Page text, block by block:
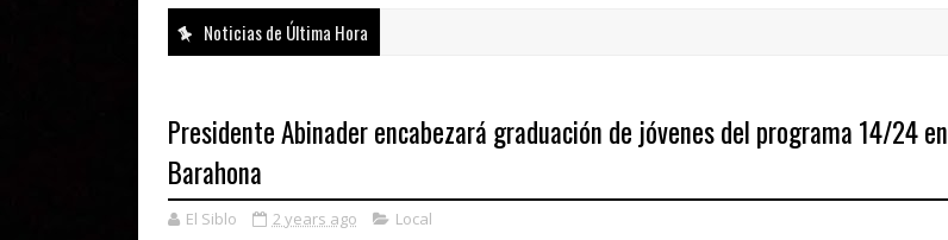
Noticias de Última Hora
Presidente Abinader encabezará graduación de jóvenes del programa 14/24 en
Barahona
El Siblo 2 years ago Local